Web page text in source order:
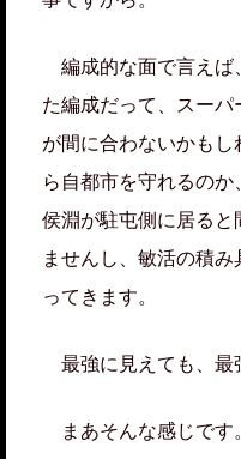
編成的な面で言えば
た編成だって、スーパ
が間に合わないかも
ら自都市を守れるの
侯淵が駐屯側に居る
ませんし、敏活の積
ってきます。
最強に見えても、最
まあそんな感じです